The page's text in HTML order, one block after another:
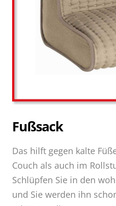
Fußsack
Das hilft gegen kalte
Couch als auch im
Schlüpfen Sie in den
und Sie werden ihn